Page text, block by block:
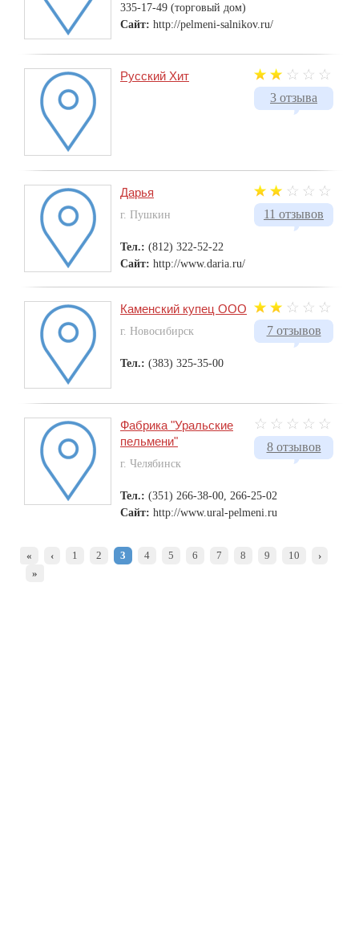
335-17-49 (торговый дом)
Сайт: http://pelmeni-salnikov.ru/
3 отзыва
Русский Хит
11 отзывов
Дарья
г. Пушкин
Тел.: (812) 322-52-22
Сайт: http://www.daria.ru/
7 отзывов
Каменский купец ООО
г. Новосибирск
Тел.: (383) 325-35-00
8 отзывов
Фабрика "Уральские
пельмени"
г. Челябинск
Тел.: (351) 266-38-00, 266-25-02
Сайт: http://www.ural-pelmeni.ru
« ‹ 1 2 3 4 5 6 7 8 9 10
›
»